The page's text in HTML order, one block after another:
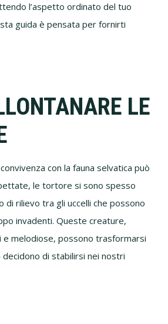
l’aspetto ordinato del tuo
guida è pensata per fornirti
LE
con la fauna selvatica può
le tortore si sono spesso
di rilievo tra gli uccelli che possono
invadenti. Queste creature,
e melodiose, possono trasformarsi
decidono di stabilirsi nei nostri